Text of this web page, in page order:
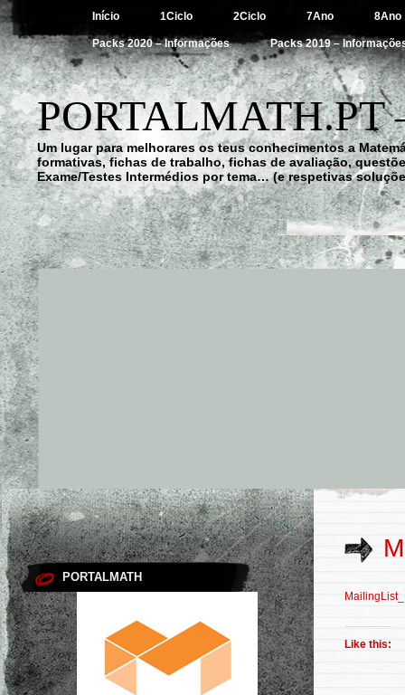
Início 1Ciclo 2Ciclo 7Ano 8Ano
Packs 2020 – Informações Packs 2019 –
Um lugar para melhorares os teus conhecimentos a
formativas, fichas de trabalho, fichas de avaliação,
Exame/Testes Intermédios por tema… (e respetivas
PORTALMATH
Like this: